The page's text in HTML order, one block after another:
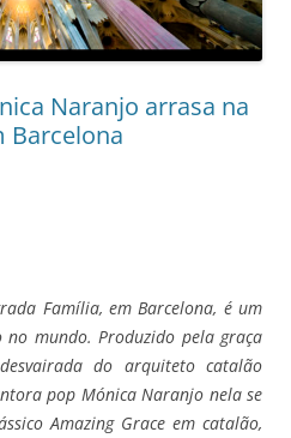
Naranjo arrasa na
Barcelona
Família, em Barcelona, é um
mundo. Produzido pela graça
do arquiteto catalão
pop Mónica Naranjo nela se
Amazing Grace em catalão,